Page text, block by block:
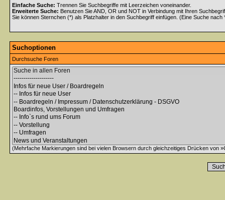
Einfache Suche: Trennen Sie Suchbegriffe mit Leerzeichen voneinander.
Erweiterte Suche: Benutzen Sie AND, OR und NOT in Verbindung mit Ihren
Sie können Sternchen (*) als Platzhalter in den Suchbegriff einfügen. (Eine Suche
Suchoptionen
Durchsuche Foren
(Mehrfache Markierungen sind bei vielen Browsern durch gleichzeitiges Drücken von